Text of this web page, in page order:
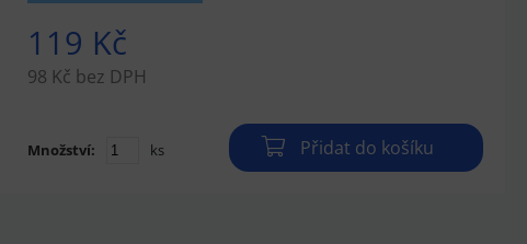
119 Kč
98 Kč bez DPH
Množství: ks Přidat do košíku